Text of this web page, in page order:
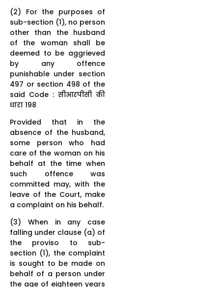
(2) For the purposes of
sub-section (1), no person
other than the husband
of the woman shall be
deemed to be aggrieved
by any offence
punishable under section
497 or section 498 of the
said Code : सीआरपीसी की
धारा 198
Provided that in the
absence of the husband,
some person who had
care of the woman on his
behalf at the time when
such offence was
committed may, with the
leave of the Court, make
a complaint on his behalf.
(3) When in any case
falling under clause (a) of
the proviso to sub-
section (1), the complaint
is sought to be made on
behalf of a person under
the age of eighteen years